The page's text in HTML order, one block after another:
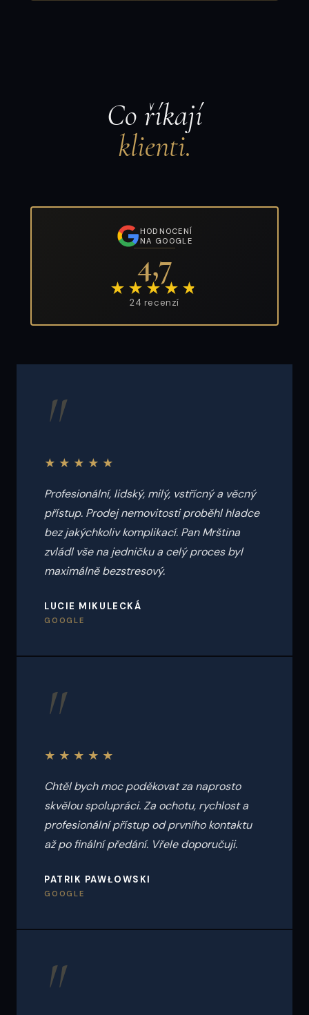
Co říkají
klienti.
HODNOCENÍ
NA GOOGLE
4,7
★★★★ ★
24 recenzí
"
★★★★★
Profesionální, lidský, milý, vstřícný a věcný
přístup. Prodej nemovitosti proběhl hladce
bez jakýchkoliv komplikací. Pan Mrština
zvládl vše na jedničku a celý proces byl
maximálně bezstresový.
LUCIE MIKULECKÁ
GOOGLE
"
★★★★★
Chtěl bych moc poděkovat za naprosto
skvělou spolupráci. Za ochotu, rychlost a
profesionální přístup od prvního kontaktu
až po finální předání. Vřele doporučuji.
PATRIK PAWŁOWSKI
GOOGLE
"